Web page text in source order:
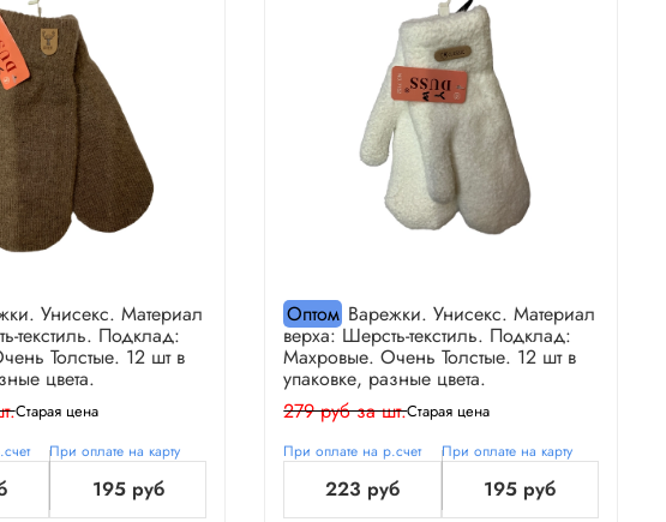
Унисекс. Материал
текстиль. Подклад:
Толстые. 12 шт в
цвета.
Старая цена
При оплате на карту
195 руб
Оптом Варежки. Унисекс. Материал
верха: Шерсть-текстиль. Подклад:
Махровые. Очень Толстые. 12 шт в
упаковке, разные цвета.
279 руб за шт.Старая цена
При оплате на р.счет
223 руб
При оплате на карту
195 руб